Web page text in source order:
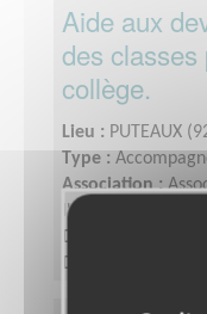
Aide aux
des classes
collège.
Lieu : PUTEAUX
Type :
Association :
l'Intégration à
Date :
Disponibilité